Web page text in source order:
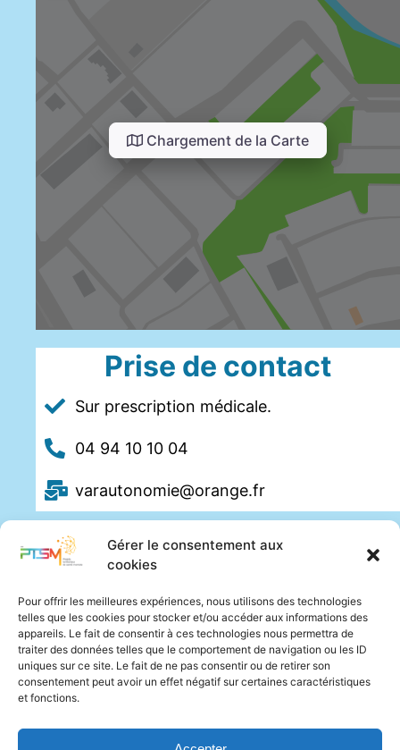
Gérer le consentement aux
cookies
Pour offrir les meilleures expériences, nous utilisons des technologies
telles que les cookies pour stocker et/ou accéder aux informations des
appareils. Le fait de consentir à ces technologies nous permettra de
traiter des données telles que le comportement de navigation ou les ID
uniques sur ce site. Le fait de ne pas consentir ou de retirer son
consentement peut avoir un effet négatif sur certaines caractéristiques
et fonctions.
Chargement de la Carte
Prise de contact
Sur prescription médicale.
04 94 10 10 04
varautonomie@orange.fr